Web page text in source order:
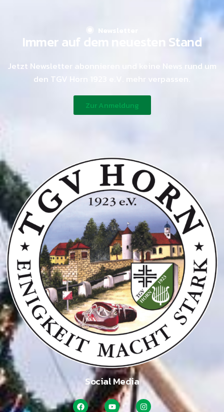
Newsletter
Immer auf dem neuesten Stand
Jetzt Newsletter abonnieren und keine News rund um
den TGV Horn 1923 e.V. mehr verpassen.
Zur Anmeldung
Social Media